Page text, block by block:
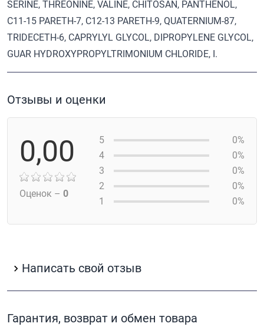
SERINE, THREONINE, VALINE, CHITOSAN, PANTHENOL,
C11-15 PARETH-7, C12-13 PARETH-9, QUATERNIUM-87,
TRIDECETH-6, CAPRYLYL GLYCOL, DIPROPYLENE GLYCOL,
GUAR HYDROXYPROPYLTRIMONIUM CHLORIDE, I.
Отзывы и оценки
0,00
Оценок – 0
5
0%
4
0%
3
0%
2
0%
1
0%
Написать свой отзыв
Гарантия, возврат и обмен товара